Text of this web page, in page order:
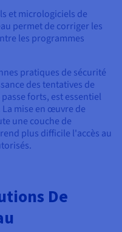
et micrologiciels de
permet de corriger les
les programmes
pratiques de sécurité
des tentatives de
forts, est essentiel
mise en œuvre de
une couche de
plus difficile l'accès au
De